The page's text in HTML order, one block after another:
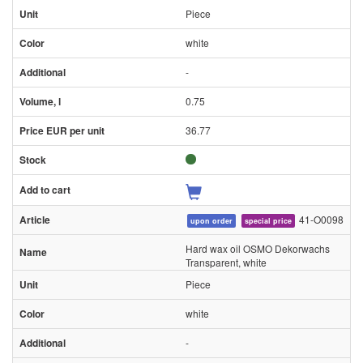
Piece
white
-
0.75
36.77
upon order special price 41-O0098
Hard wax oil OSMO Dekorwachs
Transparent, white
Piece
white
-